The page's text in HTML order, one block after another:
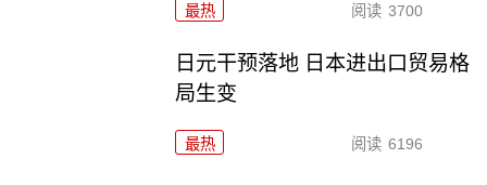
最热 阅读 3700
日元干预落地 日本进出口贸易格
局生变
最热 阅读 6196